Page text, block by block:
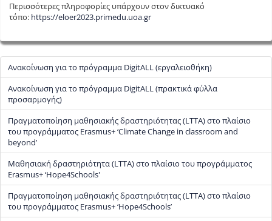
Περισσότερες πληροφορίες υπάρχουν στον δικτυακό
τόπο: https://eloer2023.primedu.uoa.gr
Ανακοίνωση για το πρόγραμμα DigitALL (εργαλειοθήκη)
Ανακοίνωση για το πρόγραμμα DigitALL (πρακτικά φύλλα
προσαρμογής)
Πραγματοποίηση μαθησιακής δραστηριότητας (LTTA) στο πλαίσιο
του προγράμματος Erasmus+ ‘Climate Change in classroom and
beyond’
Μαθησιακή δραστηριότητα (LTTA) στο πλαίσιο του προγράμματος
Erasmus+ ‘Hope4Schools'
Πραγματοποίηση μαθησιακής δραστηριότητας (LTTA) στο πλαίσιο
του προγράμματος Erasmus+ ‘Hope4Schools’